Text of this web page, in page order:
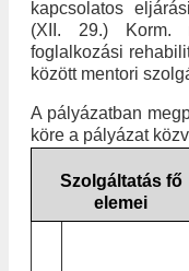
kapcsolatos
(XII. 29.) Korm.
foglalkozási
között mentori
A pályázatban
köre a pályázat
Szolgáltatás fő
elemei